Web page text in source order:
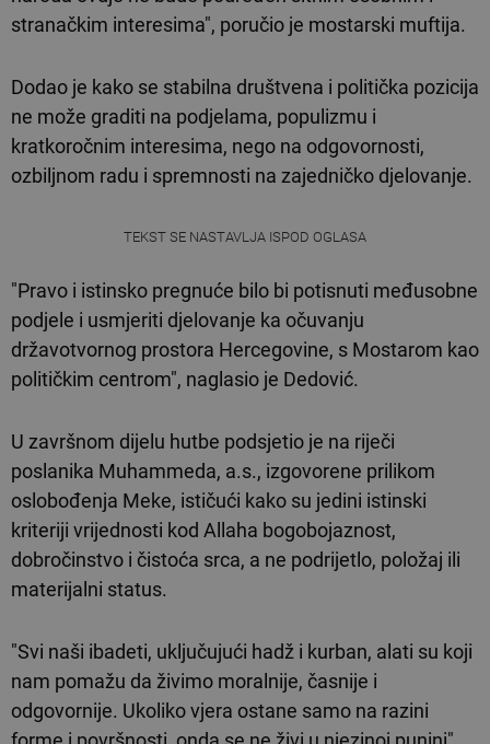
stranačkim interesima", poručio je mostarski muftija.
Dodao je kako se stabilna društvena i politička pozicija
ne može graditi na podjelama, populizmu i
kratkoročnim interesima, nego na odgovornosti,
ozbiljnom radu i spremnosti na zajedničko djelovanje.
TEKST SE NASTAVLJA ISPOD OGLASA
"Pravo i istinsko pregnuće bilo bi potisnuti međusobne
podjele i usmjeriti djelovanje ka očuvanju
državotvornog prostora Hercegovine, s Mostarom kao
političkim centrom", naglasio je Dedović.
U završnom dijelu hutbe podsjetio je na riječi
poslanika Muhammeda, a.s., izgovorene prilikom
oslobođenja Meke, ističući kako su jedini istinski
kriteriji vrijednosti kod Allaha bogobojaznost,
dobročinstvo i čistoća srca, a ne podrijetlo, položaj ili
materijalni status.
"Svi naši ibadeti, uključujući hadž i kurban, alati su koji
nam pomažu da živimo moralnije, časnije i
odgovornije. Ukoliko vjera ostane samo na razini